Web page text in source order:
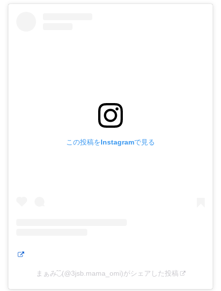
この投稿をInstagramで見る
まぁみ◟̑◞̑(@3jsb.mama_omi)がシェアした投稿